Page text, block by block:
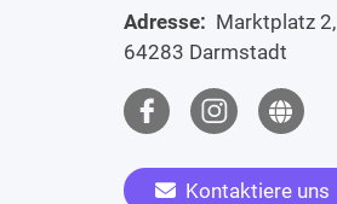
Adresse: Marktplatz 2,
64283 Darmstadt
Kontaktiere uns